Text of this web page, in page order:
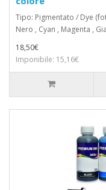
Tipo: Pigmentato / Dye
Nero , Cyan , Magenta ,
18,50€
Imponibile: 15,16€